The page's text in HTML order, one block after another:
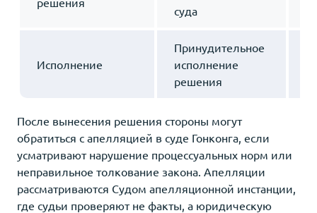
суда
Исполнение
Принудительное
исполнение
решения
После вынесения решения стороны могут
обратиться с апелляцией в суде Гонконга, если
усматривают нарушение процессуальных норм или
неправильное толкование закона. Апелляции
рассматриваются Судом апелляционной инстанции,
где судьи проверяют не факты, а юридическую